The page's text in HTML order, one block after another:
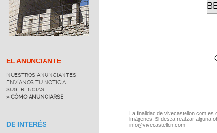
EL ANUNCIANTE
NUESTROS ANUNCIANTES
ENVÍANOS TU NOTICIA
SUGERENCIAS
» CÓMO ANUNCIARSE
DE INTERÉS
La finalidad de vivecastellon.com
imágenes. Si desea realizar alguna
info@vivecastellon.com